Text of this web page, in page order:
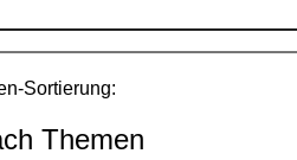
Sortierung:
Themen